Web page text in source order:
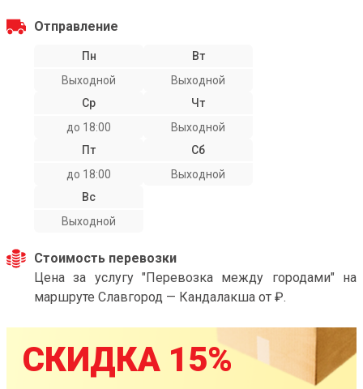
Отправление
Пн
Выходной
Вт
Выходной
Ср
до 18:00
Чт
Выходной
Пт
до 18:00
Сб
Выходной
Вс
Выходной
Стоимость перевозки
Цена за услугу "Перевозка между городами" на
маршруте Славгород — Кандалакша от ₽.
СКИДКА 15%